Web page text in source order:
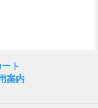
ト
案内